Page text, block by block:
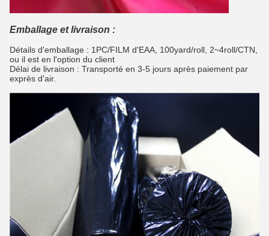
Emballage et livraison :
Détails d'emballage : 1PC/FILM d'EAA, 100yard/roll, 2~4roll/CTN,
ou il est en l'option du client
Délai de livraison : Transporté en 3-5 jours après paiement par
exprès d'air.